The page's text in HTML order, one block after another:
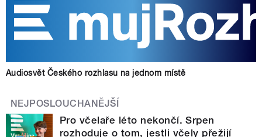
Audiosvět Českého rozhlasu na jednom místě
NEJPOSLOUCHANĚJŠÍ
Pro včelaře léto nekončí. Srpen
rozhoduje o tom, jestli včely přežijí